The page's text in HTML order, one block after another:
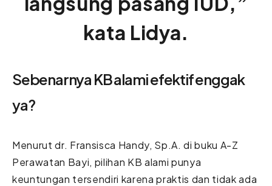
kata Lidya.
Sebenarnya KB alami efektif enggak
ya?
Menurut dr. Fransisca Handy, Sp.A. di buku A-Z
Perawatan Bayi, pilihan KB alami punya
keuntungan tersendiri karena praktis dan tidak ada